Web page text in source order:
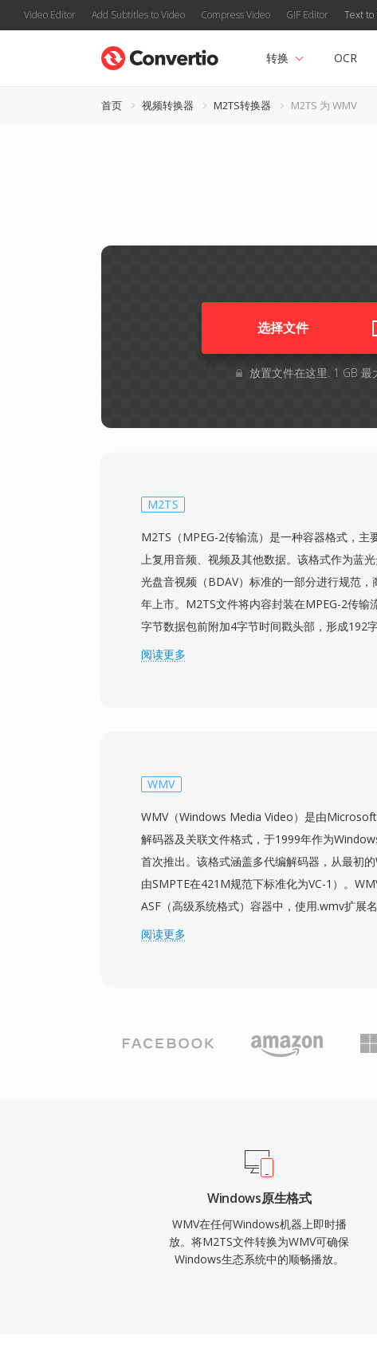
Video Editor Add Subtitles to Video Compress Video GIF Editor Text to
转换 OCR
首页 视频转换器 M2TS转换器 M2TS 为 WMV
选择文件
放置文件在这里. 1 GB
M2TS
M2TS（MPEG-2传输流）是一种容器格式，主
上复用音频、视频及其他数据。该格式作为蓝
光盘音视频（BDAV）标准的一部分进行规范，
年上市。M2TS文件将内容封装在MPEG-2传输
字节数据包前附加4字节时间戳头部，形成192
精确的时序控制和光盘播放时的错误恢复。这种
字幕流和交互菜单数据。可靠的同步机制和对高
阅读更多
WMV
WMV（Windows Media Video）是由
解码器及关联文件格式，于1999年作为
首次推出。该格式涵盖多代编解码器，从最初
由SMPTE在421M规范下标准化为VC-1）。
ASF（高级系统格式）容器中，使用.wmv扩展
9/VC-1的压缩效率与早期H.264实现相当，以适
行视频、多比特率编码（用于自适应流媒体）
Media DRM实现的数字版权管理等功能。
阅读更多
Windows原生格式
WMV在任何Windows机器上即时播
放。将M2TS文件转换为WMV可确保
Windows生态系统中的顺畅播放。